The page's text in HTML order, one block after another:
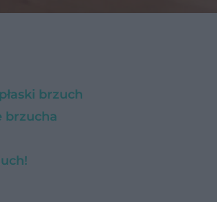
brzuch
brzucha